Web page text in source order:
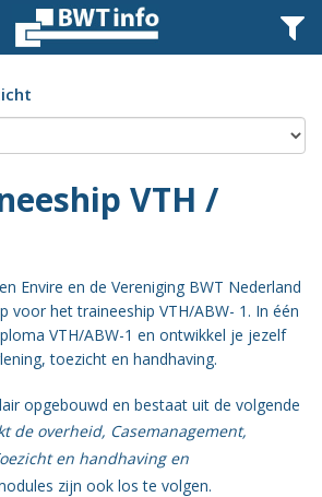
VTH /
Envire en de Vereniging BWT Nederland
voor het traineeship VTH/ABW- 1. In één
VTH/ABW-1 en ontwikkel je jezelf
toezicht en handhaving.
opgebouwd en bestaat uit de volgende
de overheid, Casemanagement,
en handhaving en
zijn ook los te volgen.